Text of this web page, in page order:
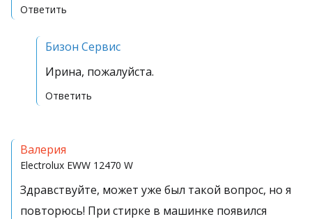
Ответить
Бизон Сервис
Ирина, пожалуйста.
Ответить
Валерия
Electrolux EWW 12470 W
Здравствуйте, может уже был такой вопрос, но я
повторюсь! При стирке в машинке появился